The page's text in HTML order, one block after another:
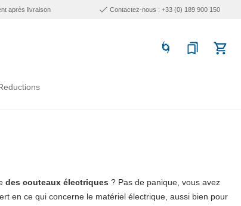
après livraison Contactez-nous : +33 (0) 189 900 150
des couteaux électriques ? Pas de panique, vous avez
en ce qui concerne le matériel électrique, aussi bien pour